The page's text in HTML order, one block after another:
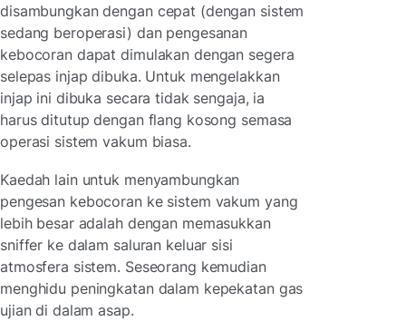
disambungkan dengan cepat (dengan sistem
sedang beroperasi) dan pengesanan
kebocoran dapat dimulakan dengan segera
selepas injap dibuka. Untuk mengelakkan
injap ini dibuka secara tidak sengaja, ia
harus ditutup dengan flang kosong semasa
operasi sistem vakum biasa.
Kaedah lain untuk menyambungkan
pengesan kebocoran ke sistem vakum yang
lebih besar adalah dengan memasukkan
sniffer ke dalam saluran keluar sisi
atmosfera sistem. Seseorang kemudian
menghidu peningkatan dalam kepekatan gas
ujian di dalam asap.